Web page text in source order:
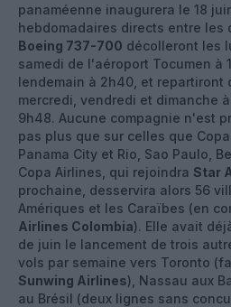
panaméenne inaugurera le 18
hebdomadaires directs entre les
Boeing 737-700 décolleront les
samedi de l'aéroport Tocumen à
lendemain à 2h40, et repartiront
mercredi, vendredi et dimanche
9h48. Aucune compagnie n'est
pas plus que sur celles que
Panama City et Rio, Sao Paulo,
Copa Airlines, qui rejoindra Star
prochaine, desservira alors 56
Amériques et les Caraïbes (en
Airlines Colombia). Elle avait
de juin le lancement de trois
vols par semaine vers Toronto
Sunwing Airlines), Nassau aux
au Brésil (deux lignes sans